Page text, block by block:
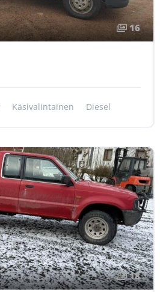
16
Käsivalintainen Diesel
18